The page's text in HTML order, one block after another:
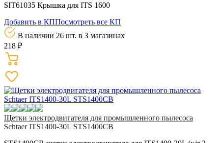
SIT61035 Крышка для ITS 1600
Добавить в КППосмотреть все КП
В наличии 26 шт. в 3 магазинах
218 ₽
Щетки электродвигателя для промышленного пылесоса
Schtaer ITS1400-30L STS1400CB